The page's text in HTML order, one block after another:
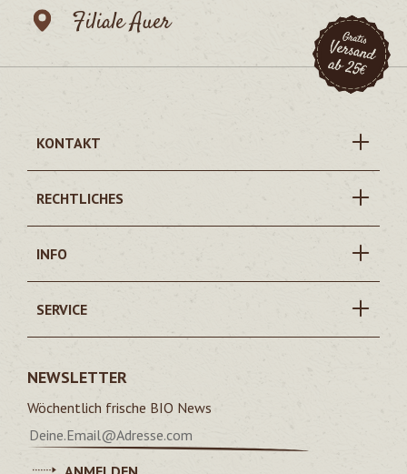
Filiale Auer
KONTAKT
RECHTLICHES
INFO
SERVICE
NEWSLETTER
Wöchentlich frische BIO News